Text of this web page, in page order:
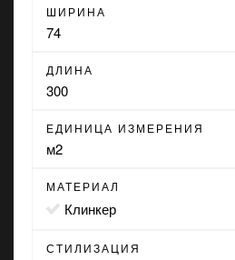
ШИРИНА
74
ДЛИНА
300
ЕДИНИЦА ИЗМЕРЕНИЯ
м2
МАТЕРИАЛ
Клинкер
СТИЛИЗАЦИЯ